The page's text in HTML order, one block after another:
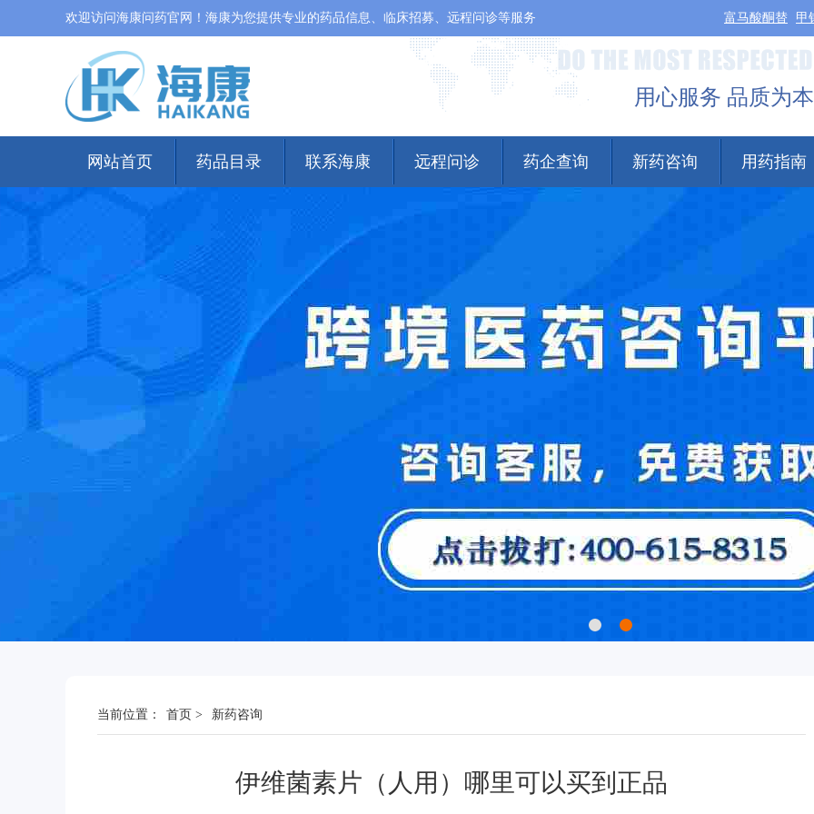
欢迎访问海康问药官网！海康为您提供专业的药品信息、临床招募、远程问诊等服务 富马酸酮替 甲
用心服务 品质为本
网站首页 药品目录 联系海康 远程问诊 药企查询 新药咨询 用药指南
当前位置： 首页 > 新药咨询
伊维菌素片（人用）哪里可以买到正品